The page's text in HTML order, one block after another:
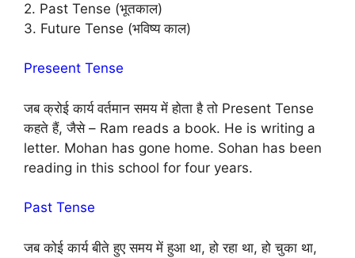
2. Past Tense (भूतकाल)
3. Future Tense (भविष्य काल)
Preseent Tense
जब क्रोई कार्य वर्तमान समय में होता है तो Present Tense
कहते हैं, जैसे – Ram reads a book. He is writing a
letter. Mohan has gone home. Sohan has been
reading in this school for four years.
Past Tense
जब कोई कार्य बीते हुए समय में हुआ था, हो रहा था, हो चुका था,